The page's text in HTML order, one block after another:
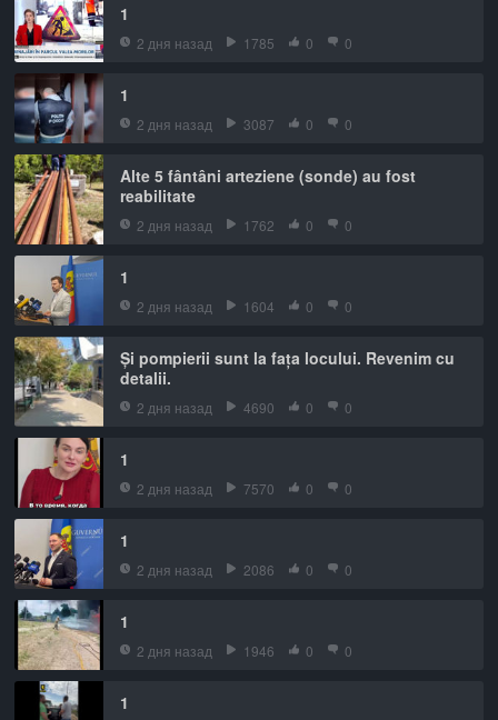
1
2 дня назад 1785 0 0
1
2 дня назад 3087 0 0
Alte 5 fântâni arteziene (sonde) au fost
reabilitate
2 дня назад 1762 0 0
1
2 дня назад 1604 0 0
Și pompierii sunt la fața locului. Revenim cu
detalii.
2 дня назад 4690 0 0
1
2 дня назад 7570 0 0
1
2 дня назад 2086 0 0
1
2 дня назад 1946 0 0
1